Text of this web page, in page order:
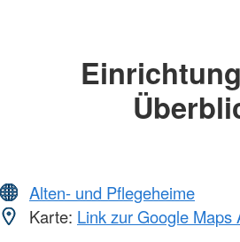
Alten- und Pflegeheime
Karte: Link zur Google Maps